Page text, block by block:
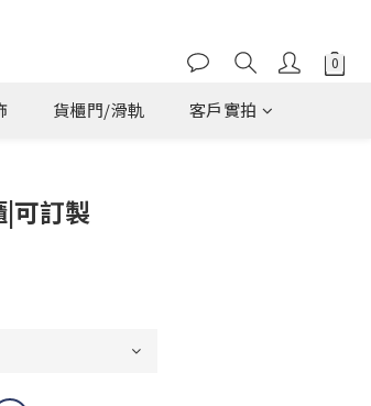
貨櫃門/滑軌 客戶實拍
可訂製